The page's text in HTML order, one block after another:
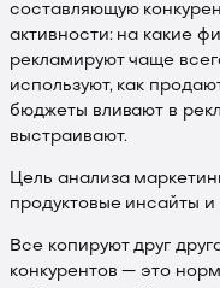
составляющую
активности: на какие
рекламируют чаще
используют, как
бюджеты вливают в
выстраивают.
Цель анализа
продуктовые инсайты
Все копируют друг
конкурентов — это